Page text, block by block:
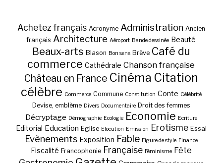
Achetez français Acronyme Administration Ancien
français Architecture Aéroport Bande dessinée Beauté
Beaux-arts Blason Bon sens Brève Café du
commerce Cathédrale Chanson française
Château en France Cinéma Citation
célèbre Commerce Commune Constitution Conte Célébrité
Devise, emblème Divers Documentaire Droit des femmes
Décryptage Démographie Ecologie Economie Ecriture
Editorial Education Eglise Elocution Emission Erotisme Essai
Evènements Exposition Fable Figure de style Finance
Fiscalité Francophonie Française Féminisme Fête